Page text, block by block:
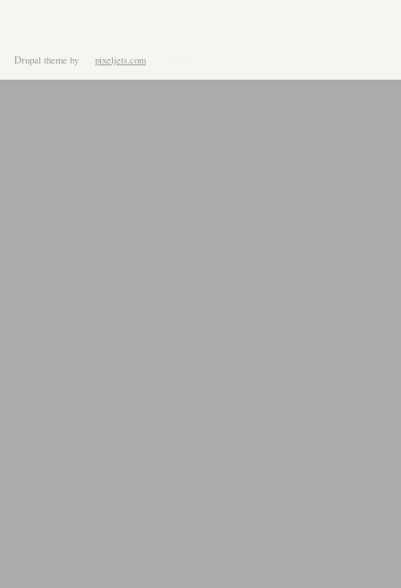
Drupal theme by pixeljets.com